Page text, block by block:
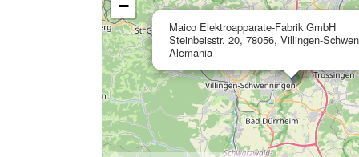
Maico Elektroapparate-Fabrik GmbH
Steinbeisstr. 20, 78056, Villingen-
Alemania
−